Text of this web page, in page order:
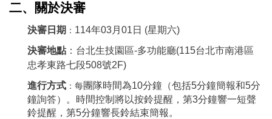
二、關於決審
決審日期 ： 114年03月01日 (星期六)
決審地點 ：台北生技園區-多功能廳(115台北市南港區
忠孝東路七段508號2F)
進行方式 ：每團隊時間為10分鐘（包括5分鐘簡報和5分
鐘詢答）。時間控制將以按鈴提醒，第3分鐘響一短聲
鈴提醒，第5分鐘響長鈴結束簡報。